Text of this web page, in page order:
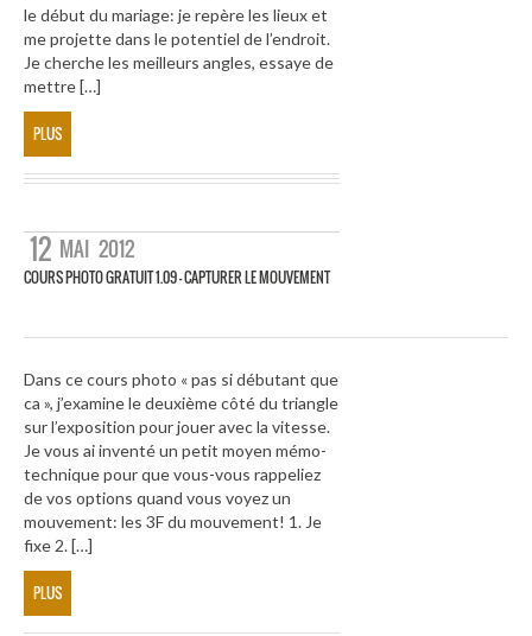
le début du mariage: je repère les lieux et
me projette dans le potentiel de l’endroit.
Je cherche les meilleurs angles, essaye de
mettre […]
PLUS
12 MAI 2012
COURS PHOTO GRATUIT 1.09 – CAPTURER LE MOUVEMENT
Dans ce cours photo « pas si débutant que
ca », j’examine le deuxième côté du triangle
sur l’exposition pour jouer avec la vitesse.
Je vous ai inventé un petit moyen mémo-
technique pour que vous-vous rappeliez
de vos options quand vous voyez un
mouvement: les 3F du mouvement! 1. Je
fixe 2. […]
PLUS